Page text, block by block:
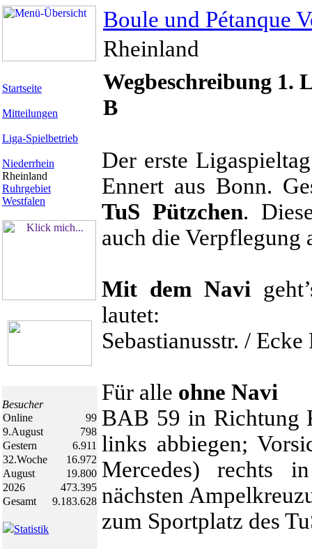
Startseite
Mitteilungen
Liga-Spielbetrieb
Niederrhein
Rheinland
Ruhrgebiet
Westfalen
Besucher
Online
99
9.August
798
Gestern
6.911
32.Woche
16.972
August
19.800
2026
473.395
Gesamt
9.183.628
Statistik
Boule und Pétanque
Rheinland
Wegbeschreibung 1.
B
Der erste
Ennert aus Bonn.
TuS Pützchen.
auch die Verpflegung
Mit dem Navi
lautet:
Sebastianusstr. /
Für alle ohne Navi
BAB 59 in Richtung
links abbiegen;
Mercedes) rechts
nächsten
zum Sportplatz des